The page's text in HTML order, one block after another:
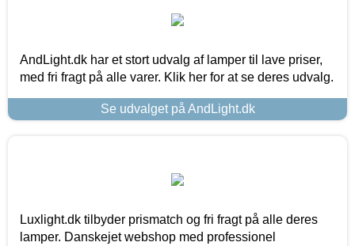
AndLight.dk har et stort udvalg af lamper til lave priser,
med fri fragt på alle varer. Klik her for at se deres udvalg.
Se udvalget på AndLight.dk
Luxlight.dk tilbyder prismatch og fri fragt på alle deres
lamper. Danskejet webshop med professionel